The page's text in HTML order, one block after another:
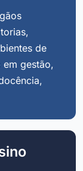
de
gestão,